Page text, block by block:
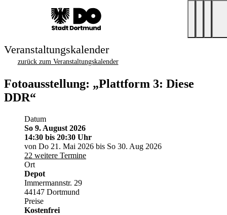
Veranstaltungskalender
zurück zum Veranstaltungskalender
Fotoausstellung: „Plattform 3: Diese
DDR“
Datum
So 9. August 2026
14:30 bis 20:30 Uhr
von Do 21. Mai 2026 bis So 30. Aug 2026
22 weitere Termine
Ort
Depot
Immermannstr. 29
44147 Dortmund
Preise
Kostenfrei